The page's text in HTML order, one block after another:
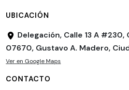
UBICACIÓN
Delegación, Calle 13 A
07670, Gustavo A. Madero,
Ver en Google Maps
CONTACTO